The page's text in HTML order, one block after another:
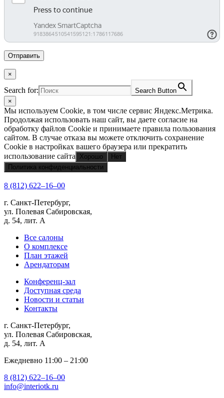
×
Search for:
Search Button
×
Мы используем Cookie, в том числе сервис Яндекс.Метрика.
Продолжая использовать наш сайт, вы даете согласие на
обработку файлов Cookie и принимаете правила пользования
сайтом. В случае отказа вы можете отключить сохранение
Cookie в настройках вашего браузера или прекратить
использование сайта
Хорошо
Нет
Политика конфиденциальности
8 (812) 622‒16‒00
г. Санкт-Петербург,
ул. Полевая Сабировская,
д. 54, лит. А
Все салоны
О комплексе
План этажей
Арендаторам
Конференц-зал
Доступная среда
Новости и статьи
Контакты
г. Санкт-Петербург,
ул. Полевая Сабировская,
д. 54, лит. А
Ежедневно 11:00 ‒ 21:00
8 (812) 622‒16‒00
info@interiotk.ru